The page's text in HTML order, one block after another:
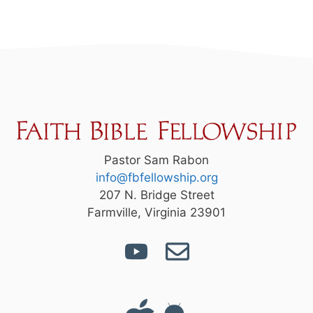
Pastor Sam Rabon
info@fbfellowship.org
207 N. Bridge Street
Farmville, Virginia 23901